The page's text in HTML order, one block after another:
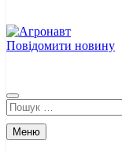
Повідомити новину
Пошук:
Меню